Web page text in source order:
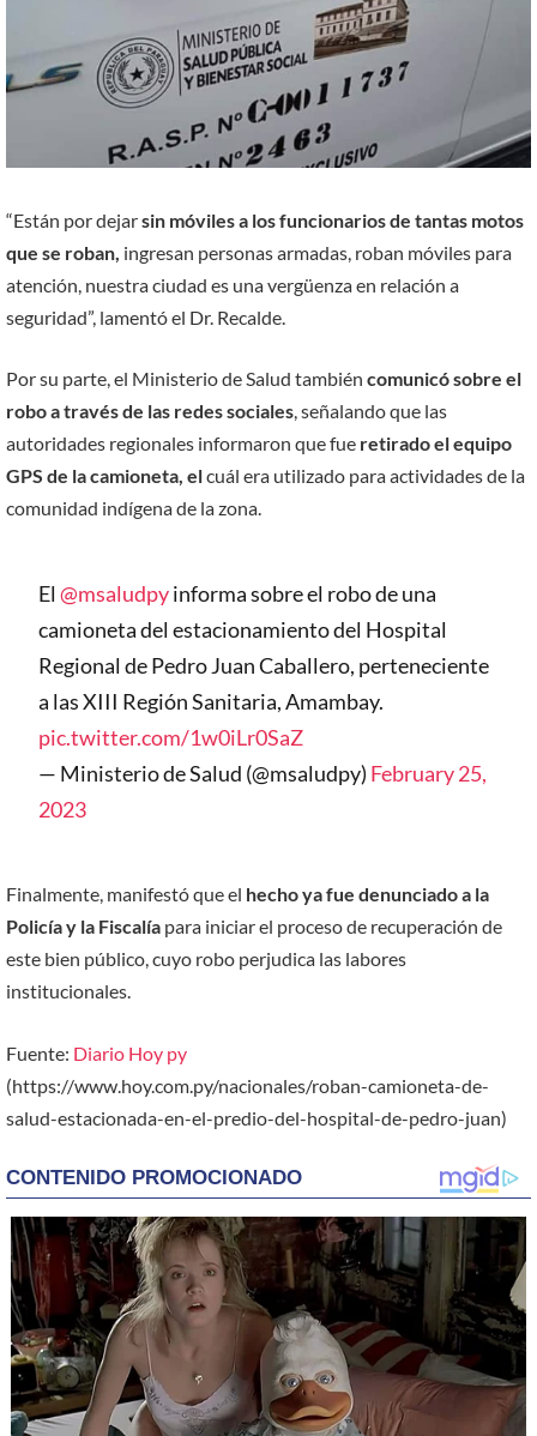
“Están por dejarsin móviles a los funcionarios de tantas motos
que se roban, ingresan personas armadas, roban móviles para
atención, nuestra ciudad es una vergüenza en relación a
seguridad”, lamentó el Dr. Recalde.
Por su parte, el Ministerio de Salud también comunicó sobre el
robo a través de las redes sociales, señalando que las
autoridades regionales informaron que fue retirado el equipo
GPS de la camioneta, elcuál era utilizado para actividades de la
comunidad indígena de la zona.
El @msaludpyinforma sobre el robo de una
camioneta del estacionamiento del Hospital
Regional de Pedro Juan Caballero, perteneciente
a las XIII Región Sanitaria, Amambay.
pic.twitter.com/1w0iLr0SaZ
— Ministerio de Salud (@msaludpy) February 25,
2023
Finalmente, manifestó que el hecho ya fue denunciado a la
Policía y la Fiscalía para iniciar el proceso de recuperación de
este bien público, cuyo robo perjudica las labores
institucionales.
Fuente: Diario Hoy py
(https://www.hoy.com.py/nacionales/roban-camioneta-de-
salud-estacionada-en-el-predio-del-hospital-de-pedro-juan)